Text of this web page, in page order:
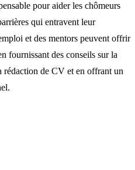
pour aider les chômeurs
qui entravent leur
et des mentors peuvent offrir
fournissant des conseils sur la
rédaction de CV et en offrant un